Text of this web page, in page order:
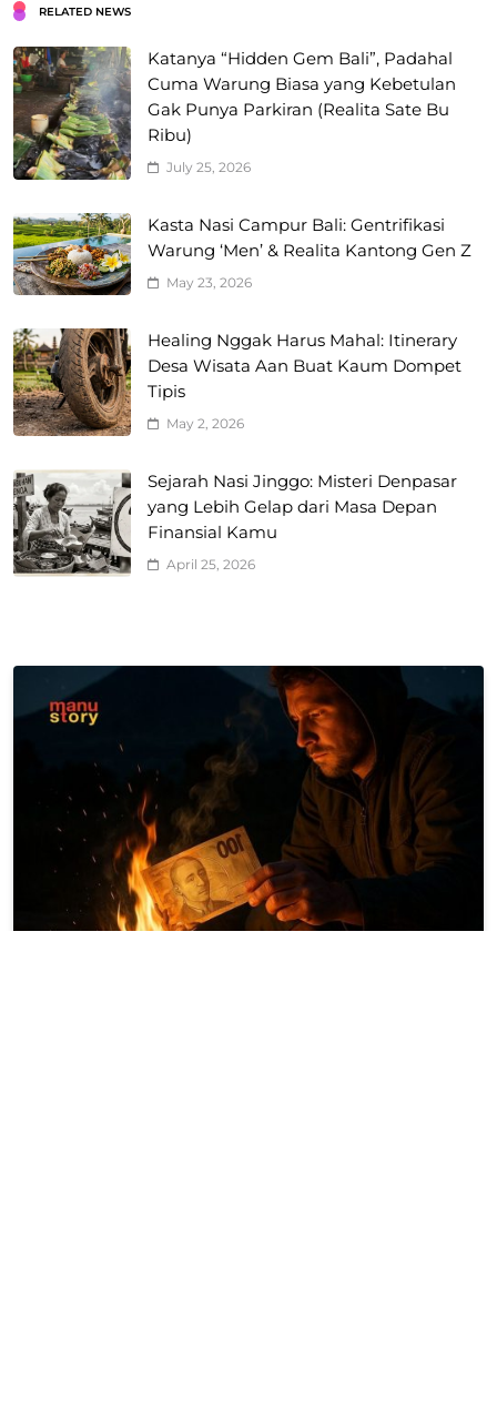
RELATED NEWS
Katanya “Hidden Gem Bali”, Padahal
Cuma Warung Biasa yang Kebetulan
Gak Punya Parkiran (Realita Sate Bu
Ribu)
July 25, 2026
Kasta Nasi Campur Bali: Gentrifikasi
Warung ‘Men’ & Realita Kantong Gen Z
May 23, 2026
Healing Nggak Harus Mahal: Itinerary
Desa Wisata Aan Buat Kaum Dompet
Tipis
May 2, 2026
Sejarah Nasi Jinggo: Misteri Denpasar
yang Lebih Gelap dari Masa Depan
Finansial Kamu
April 25, 2026